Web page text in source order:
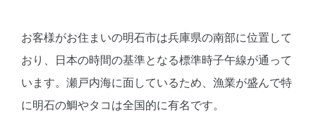
お客様がお住まいの明石市は兵庫県の南部に位置して
おり、日本の時間の基準となる標準時子午線が通って
います。瀬戸内海に面しているため、漁業が盛んで特
に明石の鯛やタコは全国的に有名です。